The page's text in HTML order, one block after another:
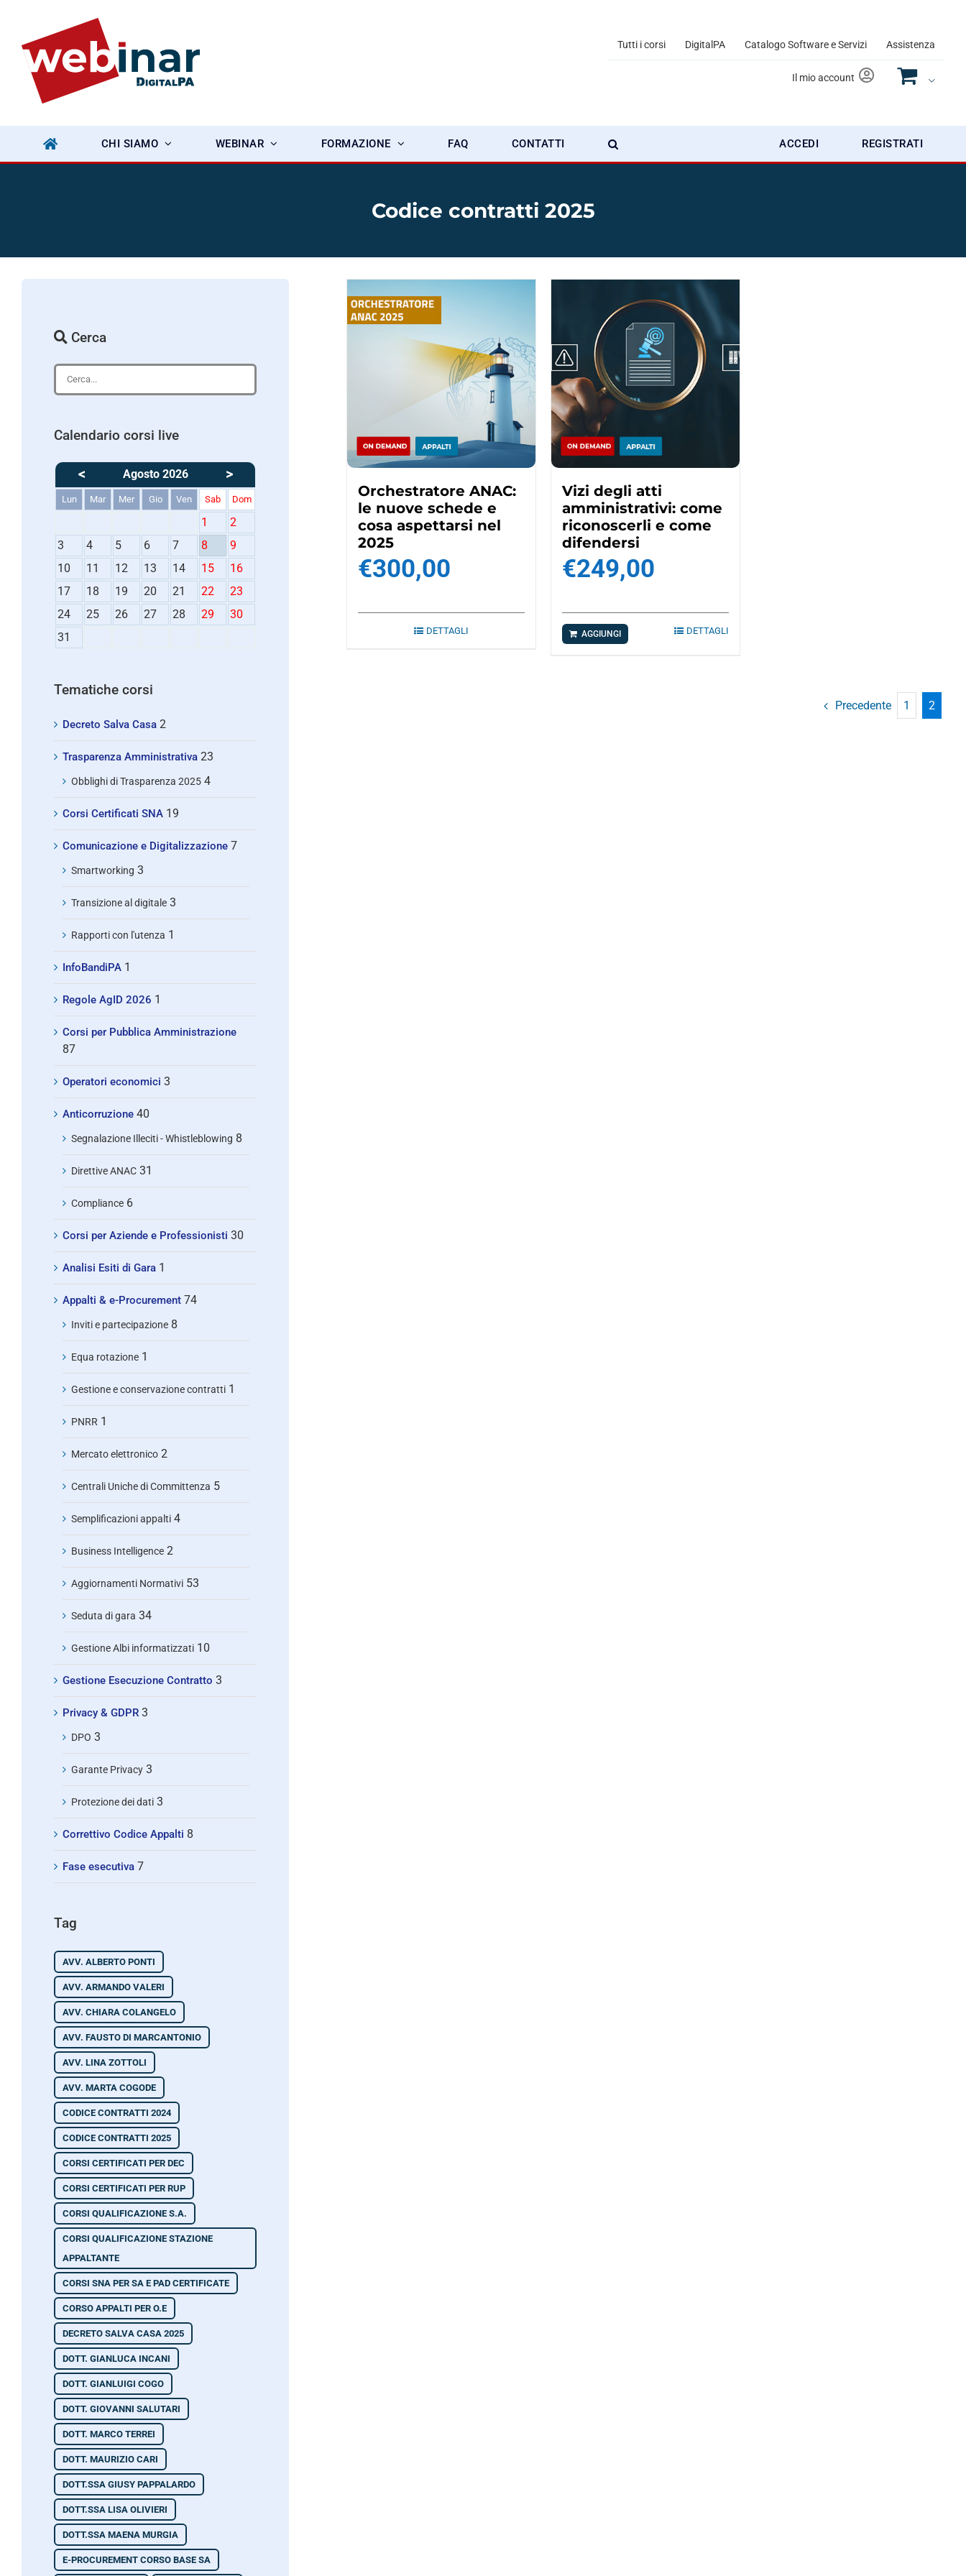
contenuto
Tutti i corsi DigitalPA Catalogo Software e Servizi Assistenza
Il mio account
CHI SIAMO WEBINAR FORMAZIONE FAQ CONTATTI REGISTRATI
ACCEDI
Codice contratti 2025
Orchestratore ANAC:
le nuove schede e
cosa aspettarsi nel
2025
€300,00
DETTAGLI
Vizi degli atti
amministrativi: come
riconoscerli e come
difendersi
€249,00
AGGIUNGI DETTAGLI
Precedente 1 2
Cerca
Calendario corsi live
< Agosto 2026 >
Lun Mar Mer Gio Ven Sab Dom
1
2
3
4 5 6 7 8
9
10
11 12 13 14 15
16
17
18 19 20 21 22
23
24
25 26 27 28 29
30
31
Tematiche corsi
Decreto Salva Casa 2
Trasparenza Amministrativa 23
Obblighi di Trasparenza 2025 4
Corsi Certificati SNA 19
Comunicazione e Digitalizzazione 7
Smartworking 3
Transizione al digitale 3
Rapporti con l'utenza 1
InfoBandiPA 1
Regole AgID 2026 1
Corsi per Pubblica Amministrazione
87
Operatori economici 3
Anticorruzione 40
Segnalazione Illeciti - Whistleblowing 8
Direttive ANAC 31
Compliance 6
Corsi per Aziende e Professionisti 30
Analisi Esiti di Gara 1
Appalti & e-Procurement 74
Inviti e partecipazione 8
Equa rotazione 1
Gestione e conservazione contratti 1
PNRR 1
Mercato elettronico 2
Centrali Uniche di Committenza 5
Semplificazioni appalti 4
Business Intelligence 2
Aggiornamenti Normativi 53
Seduta di gara 34
Gestione Albi informatizzati 10
Gestione Esecuzione Contratto 3
Privacy & GDPR 3
DPO 3
Garante Privacy 3
Protezione dei dati 3
Correttivo Codice Appalti 8
Fase esecutiva 7
Tag
AVV. ALBERTO PONTI
AVV. ARMANDO VALERI
AVV. CHIARA COLANGELO
AVV. FAUSTO DI MARCANTONIO
AVV. LINA ZOTTOLI
AVV. MARTA COGODE
CODICE CONTRATTI 2024
CODICE CONTRATTI 2025
CORSI CERTIFICATI PER DEC
CORSI CERTIFICATI PER RUP
CORSI QUALIFICAZIONE S.A.
CORSI QUALIFICAZIONE STAZIONE
APPALTANTE
CORSI SNA PER SA E PAD CERTIFICATE
CORSO APPALTI PER O.E
DECRETO SALVA CASA 2025
DOTT. GIANLUCA INCANI
DOTT. GIANLUIGI COGO
DOTT. GIOVANNI SALUTARI
DOTT. MARCO TERREI
DOTT. MAURIZIO CARI
DOTT.SSA GIUSY PAPPALARDO
DOTT.SSA LISA OLIVIERI
DOTT.SSA MAENA MURGIA
E-PROCUREMENT CORSO BASE SA